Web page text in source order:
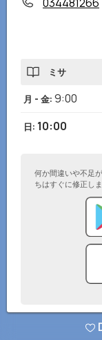
ミサ
月 - 金: 9:00
日: 10:00
何か間違いや不足
ちはすぐに修正しま
© DinDonDanアプリ